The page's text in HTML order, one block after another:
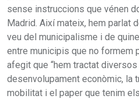
sense instruccions que vénen
Madrid. Així mateix, hem parlat
veu del municipalisme i de
entre municipis que no formem
afegit que “hem tractat
desenvolupament econòmic, la
mobilitat i el paper que tenim